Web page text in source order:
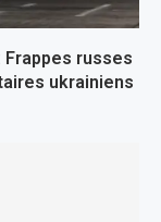
russes
ukrainiens